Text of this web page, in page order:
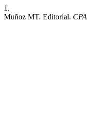
1.
Muñoz MT. Editorial. CPA